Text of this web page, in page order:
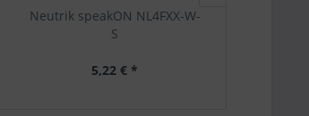
Neutrik speakON NL4FXX-W-
S
5,22 € *